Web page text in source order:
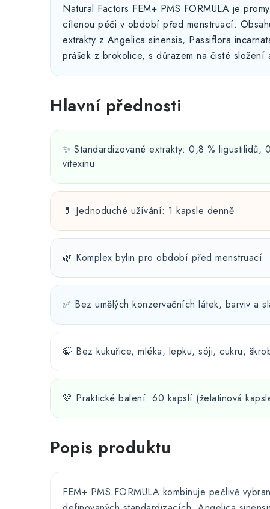
Natural Factors FEM+ PMS FORMULA je
cílenou péči v období před menstruací.
extrakty z Angelica sinensis, Passiflora
prášek z brokolice, s důrazem na čisté složení
Hlavní přednosti
✨ Standardizované extrakty: 0,8 % ligustilidů,
vitexinu
💊 Jednoduché užívání: 1 kapsle denně
🌿 Komplex bylin pro období před menstruací
✅ Bez umělých konzervačních látek, barviv a
🍃 Bez kukuřice, mléka, lepku, sóji, cukru,
💚 Praktické balení: 60 kapslí (želatinová
Popis produktu
FEM+ PMS FORMULA kombinuje pečlivě